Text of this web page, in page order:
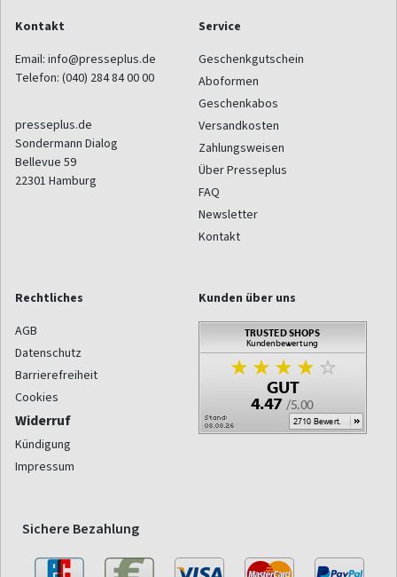
Kontakt
Email: info@presseplus.de
Telefon: (040) 284 84 00 00
presseplus.de
Sondermann Dialog
Bellevue 59
22301 Hamburg
Service
Geschenkgutschein
Aboformen
Geschenkabos
Versandkosten
Zahlungsweisen
Über Presseplus
FAQ
Newsletter
Kontakt
Rechtliches
AGB
Datenschutz
Barrierefreiheit
Cookies
Widerruf
Kündigung
Impressum
Kunden über uns
Sichere Bezahlung